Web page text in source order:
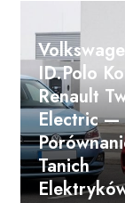
ID.Polo
Renault
Electric —
Tanich